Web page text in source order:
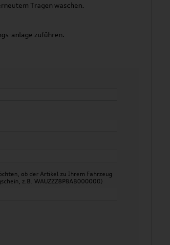
Tragen waschen.
anlage zuführen.
ob der Artikel zu Ihrem Fahrzeug
z.B. WAUZZZ8P8AB000000)